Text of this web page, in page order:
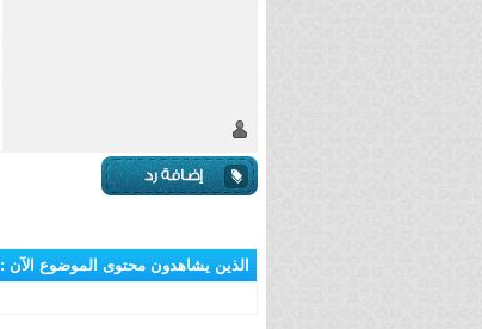
الذين يشاهدون محتوى الموضوع الآن : 17